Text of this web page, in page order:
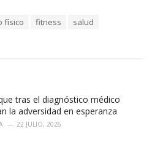
físico fitness
salud
tras el diagnóstico médico
la adversidad en esperanza
22 JULIO, 2026